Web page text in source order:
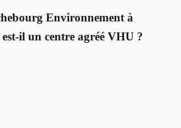
Environnement à
il un centre agréé VHU ?